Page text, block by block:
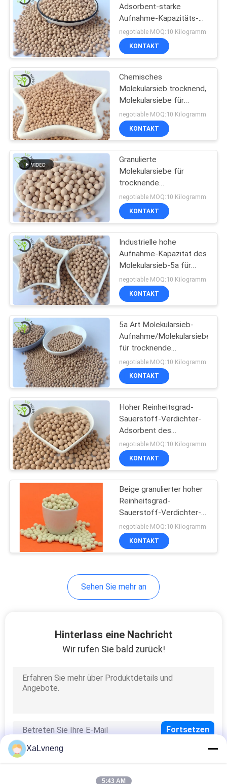
NEUIGKEITEN
FÄLLE
ANGEBOT
ANFORDERN
SITEMAP
PRIVACY
POLICY
Adsorbent-starke
Aufnahme-Kapazitäts-
Größe 3.0-5.0mm des
Zeolith-5A
negotiable MOQ:10 Kilogramm
KONTAKT
Chemisches
Molekularsieb trocknend,
Molekularsiebe für
trocknende
Lösungsmittel
negotiable MOQ:10 Kilogramm
KONTAKT
Granulierte
Molekularsiebe für
trocknende
Lösungsmittel,
Molekularsieb-Trockner
negotiable MOQ:10 Kilogramm
KONTAKT
Industrielle hohe
Aufnahme-Kapazität des
Molekularsieb-5a für
Luftkompressor-Filter
negotiable MOQ:10 Kilogramm
KONTAKT
5a Art Molekularsieb-
Aufnahme/Molekularsiebe
für trocknende
Lösungsmittel
negotiable MOQ:10 Kilogramm
KONTAKT
Hoher Reinheitsgrad-
Sauerstoff-Verdichter-
Adsorbent des
Reinigungs-
Molekularsieb-5a
negotiable MOQ:10 Kilogramm
KONTAKT
Beige granulierter hoher
Reinheitsgrad-
Sauerstoff-Verdichter-
Adsorbent des
Molekularsieb-5A
negotiable MOQ:10 Kilogramm
KONTAKT
Sehen Sie mehr an
Hinterlass eine Nachricht
Wir rufen Sie bald zurück!
XaLvneng
5:43 AM